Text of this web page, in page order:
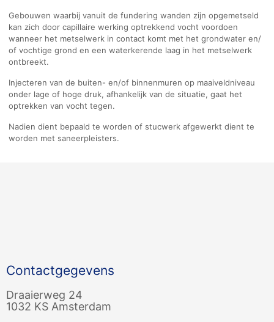
Gebouwen waarbij vanuit de fundering wanden zijn opgemetseld
kan zich door capillaire werking optrekkend vocht voordoen
wanneer het metselwerk in contact komt met het grondwater en/
of vochtige grond en een waterkerende laag in het metselwerk
ontbreekt.
Injecteren van de buiten- en/of binnenmuren op maaiveldniveau
onder lage of hoge druk, afhankelijk van de situatie, gaat het
optrekken van vocht tegen.
Nadien dient bepaald te worden of stucwerk afgewerkt dient te
worden met saneerpleisters.
Contactgegevens
Draaierweg 24
1032 KS Amsterdam